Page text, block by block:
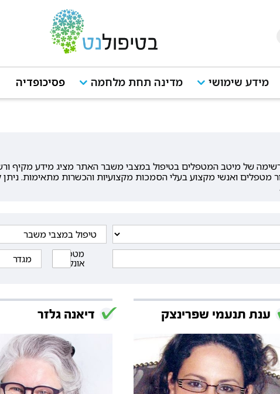
מידע שימושי מדינה תחת מלחמה פסיכופדיה
של מיטב המטפלים בטיפול במצבי משבר האתר מציג מידע מקיף
מטפלים ואנשי מקצוע בעלי הסמכות מקצועיות והכשרות מתאימות.
מטפלים
אונליין
ענת תנעמי שפרינצק דיאנה גלזר